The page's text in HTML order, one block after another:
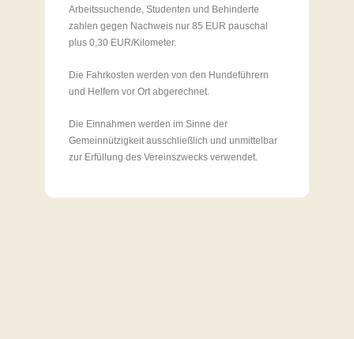
Arbeitssuchende, Studenten und Behinderte
zahlen gegen Nachweis nur 85 EUR pauschal
plus 0,30 EUR/Kilometer.
Die Fahrkosten werden von den Hundeführern
und Helfern vor Ort abgerechnet.
Die Einnahmen werden im Sinne der
Gemeinnützigkeit ausschließlich und unmittelbar
zur Erfüllung des Vereinszwecks verwendet.